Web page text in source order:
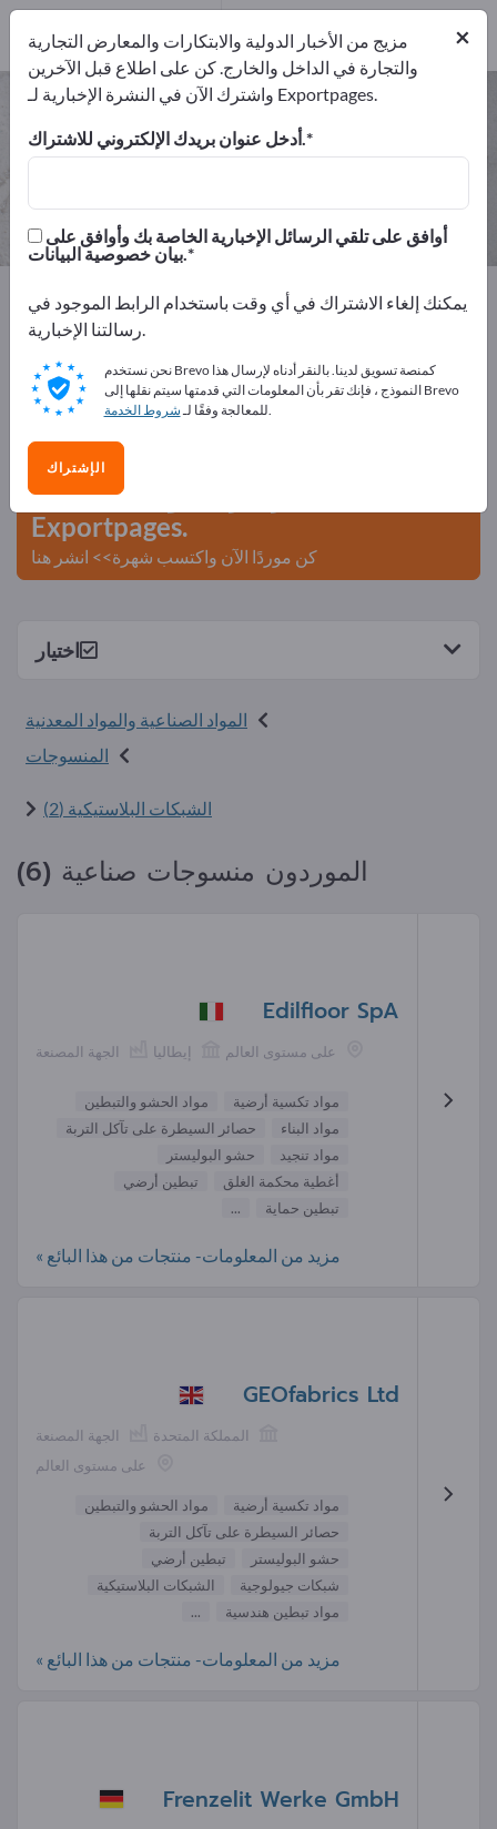
منسوجات صناعية – اعثر على الشركات
المصنعة والموردين
المصدرين6
المصنعين 6
Exportpages
المواد الصناعية والمواد المعدنية
منسوجات صناعية
أعلن مجانًا على Exportpages!
الاحتياجات – العروض – السلع المستعملة – جهات الاتصال
التجارية >> ابدأ من هنا
انشر شركتك ومنتجاتك على
Exportpages.
كن موردًا الآن واكتسب شهرة>> انشر هنا
اختيار
المواد الصناعية والمواد المعدنية
المنسوجات
الشبكات البلاستيكية (2)
الموردون منسوجات صناعية (6)
Edilfloor SpA
الجهة المصنعة إيطاليا على مستوى العالم
مواد تكسية أرضية
مواد الحشو والتبطين
مواد البناء
حصائر السيطرة على تآكل التربة
مواد تنجيد
حشو البوليستر
أغطية محكمة الغلق
تبطين أرضي
تبطين حماية
...
مزيد من المعلومات- منتجات من هذا البائع »
GEOfabrics Ltd
الجهة المصنعة
المملكة المتحدة
على مستوى العالم
مواد تكسية أرضية
مواد الحشو والتبطين
حصائر السيطرة على تآكل التربة
حشو البوليستر
تبطين أرضي
شبكات جيولوجية
الشبكات البلاستيكية
مواد تبطين هندسية
...
مزيد من المعلومات- منتجات من هذا البائع »
Frenzelit Werke GmbH
×
مزيج من الأخبار الدولية والابتكارات والمعارض التجارية
والتجارة في الداخل والخارج. كن على اطلاع قبل الآخرين
واشترك الآن في النشرة الإخبارية لـ Exportpages.
أدخل عنوان بريدك الإلكتروني للاشتراك.
بيان خصوصية البيانات.
يمكنك إلغاء الاشتراك في أي وقت باستخدام الرابط الموجود في
رسالتنا الإخبارية.
نحن نستخدم Brevo كمنصة تسويق لدينا. بالنقر أدناه لإرسال هذا
النموذج ، فإنك تقر بأن المعلومات التي قدمتها سيتم نقلها إلى Brevo
للمعالجة وفقًا لـشروط الخدمة .
الإشتراك